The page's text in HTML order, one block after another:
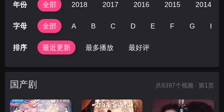
年份 全部 2018 2017 2016 2015 2014
字母 全部 A B C D E F G H
排序 最近更新 最多播放 最好评
国产剧 共8397个视频 · 第1页